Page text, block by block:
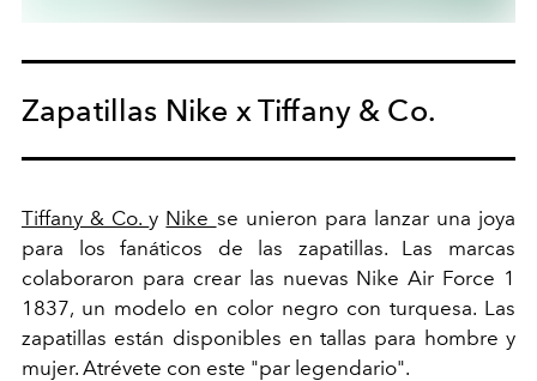
Zapatillas Nike x Tiffany & Co.
Tiffany & Co.y Nike se unieron para lanzar una joya
para los fanáticos de las zapatillas. Las marcas
colaboraron para crear las nuevas Nike Air Force 1
1837, un modelo en color negro con turquesa. Las
zapatillas están disponibles en tallas para hombre y
mujer. Atrévete con este "par legendario".